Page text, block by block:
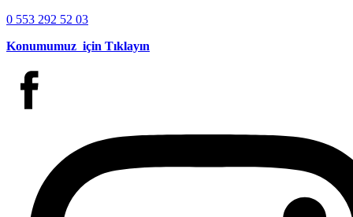
0 553 292 52 03
Konumumuz için Tıklayın